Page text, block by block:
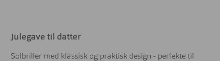
Julegave til datter
Solbriller med klassisk og praktisk design - perfekte til